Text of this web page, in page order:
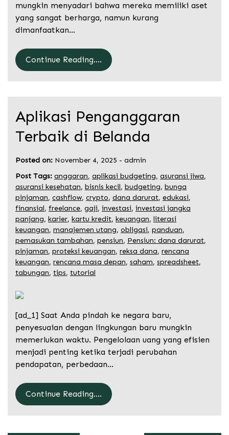
mungkin menyadari bahwa mereka memiliki aset
yang sangat berharga, namun kurang
dimanfaatkan…
Continue Reading....
Aplikasi Penganggaran
Terbaik di Belanda
Posted on: November 4, 2025 - admin
Post Tags: anggaran, aplikasi budgeting, asuransi jiwa,
asuransi kesehatan, bisnis kecil, budgeting, bunga
pinjaman, cashflow, crypto, dana darurat, edukasi,
finansial, freelance, gaji, investasi, investasi jangka
panjang, karier, kartu kredit, keuangan, literasi
keuangan, manajemen utang, obligasi, panduan,
pemasukan tambahan, pensiun, Pensiun: dana darurat,
pinjaman, proteksi keuangan, reksa dana, rencana
keuangan, rencana masa depan, saham, spreadsheet,
tabungan, tips, tutorial
[ad_1] Saat Anda pindah ke negara baru,
penyesuaian dengan lingkungan baru mungkin
memerlukan waktu. Pengelolaan uang yang efisien
menjadi penting ketika terjadi perubahan
pendapatan, perbedaan…
Continue Reading....